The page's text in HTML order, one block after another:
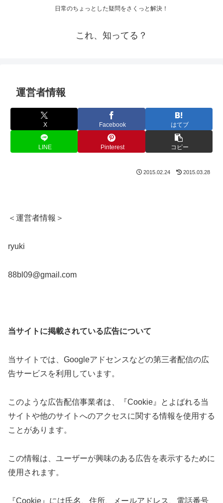
日常のちょっとした疑問をさくっと解決！
これ、知ってる？
運営者情報
X Facebook はてブ
LINE Pinterest コピー
2015.02.24 2015.03.28
＜運営者情報＞
ryuki
88bl09@gmail.com
当サイトに掲載されている広告について
当サイトでは、Googleアドセンスなどの第三者配信の広
告サービスを利用しています。
このような広告配信事業者は、『Cookie』とよばれる当
サイトや他のサイトへのアクセスに関する情報を使用する
ことがあります。
この情報は、ユーザーが興味のある広告を表示するために
使用されます。
『Cookie』には氏名、住所、メールアドレス、電話番号